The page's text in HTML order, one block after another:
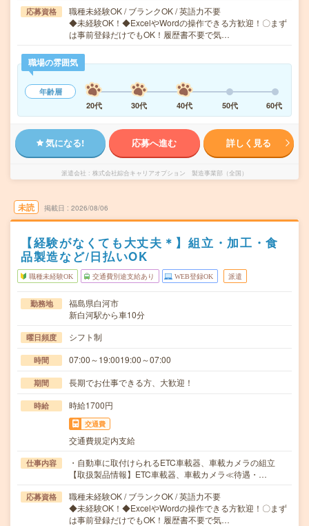
応募資格
職種未経験OK / ブランクOK / 英語力不要
◆未経験OK！◆ExcelやWordの操作できる方歓迎！〇まず
は事前登録だけでもOK！履歴書不要で気…
職場の雰囲気
年齢層
20代
30代 40代 50代 60代
気になる! 応募へ進む 詳しく見る
派遣会社 株式会社綜合キャリアオプション 製造事業部（全国）
未読 掲載日 2026/08/06
【経験がなくても大丈夫＊】組立・加工・食
品製造など/日払いOK
職種未経験OK 交通費別途支給あり WEB登録OK 派遣
勤務地
福島県白河市
新白河駅から車10分
曜日頻度 シフト制
時間 07:00～19:0019:00～07:00
期間 長期でお仕事できる方、大歓迎！
時給 時給1700円
交通費
交通費規定内支給
仕事内容
・自動車に取付けられるETC車載器、車載カメラの組立
【取扱製品情報】ETC車載器、車載カメラ≪待遇・…
応募資格
職種未経験OK / ブランクOK / 英語力不要
◆未経験OK！◆ExcelやWordの操作できる方歓迎！〇まず
は事前登録だけでもOK！履歴書不要で気…